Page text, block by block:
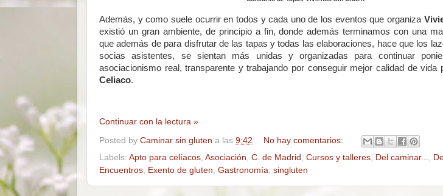
Además, y como suele ocurrir en todos y cada uno de los eventos que organiza
existió un gran ambiente, de principio a fin, donde además terminamos con una
que además de para disfrutar de las tapas y todas las elaboraciones, hace que los
socias asistentes, se sientan más unidas y organizadas para continuar
asociacionismo real, transparente y trabajando por conseguir mejor calidad de vida
Celiaco.
Continuar con la lectura »
Posted by Caminar sin gluten a las 9:42
No hay comentarios:
Labels: Apto para celíacos, Asociación, C. de Madrid , Cursos y talleres, Del caminar...,
Encuentros, Exento de gluten, Gastronomía, singluten